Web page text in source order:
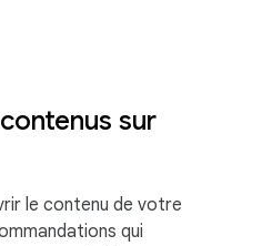
sur
le contenu de votre
qui